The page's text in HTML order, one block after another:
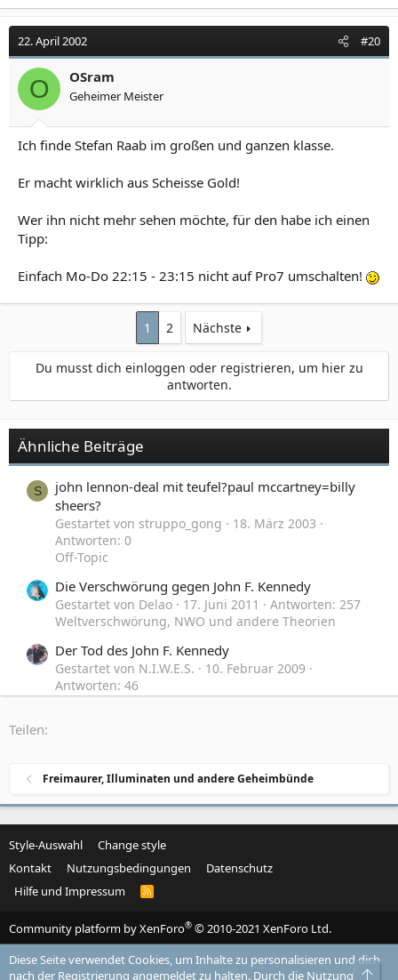
22. April 2002 #20
O OSram
Geheimer Meister
Ich finde Stefan Raab im großen und ganzen klasse.
Er macht wirklich aus Scheisse Gold!
Wer ihn nicht mehr sehen möchte, für den habe ich einen
Tipp:
Einfach Mo-Do 22:15 - 23:15 nicht auf Pro7 umschalten!
1 2 Nächste
Du musst dich einloggen oder registrieren, um hier zu
antworten.
Ähnliche Beiträge
S
john lennon-deal mit teufel?paul mccartney=billy
sheers?
Gestartet von struppo_gong
18. März 2003
Antworten: 0
Off-Topic
Die Verschwörung gegen John F. Kennedy
Gestartet von Delao 17. Juni 2011
Antworten: 257
Weltverschwörung, NWO und andere Theorien
Der Tod des John F. Kennedy
Gestartet von N.I.W.E.S.
10. Februar 2009
Antworten: 46
K
Zeitgeschehen, Politik und Gesellschaft
Teilen:
Freimaurer, Illuminaten und andere Geheimbünde
Style-Auswahl
Change style
Kontakt
Nutzungsbedingungen
Datenschutz
Hilfe und Impressum
R
Community platform by XenForo® © 2010-2021 XenForo Ltd.
Diese Seite verwendet Cookies, um Inhalte zu personalisieren und dich
nach der Registrierung angemeldet zu halten. Durch die Nutzung